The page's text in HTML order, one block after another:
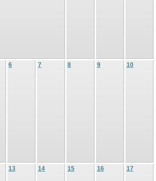
6 7 8 9 10
13 14 15 16 17